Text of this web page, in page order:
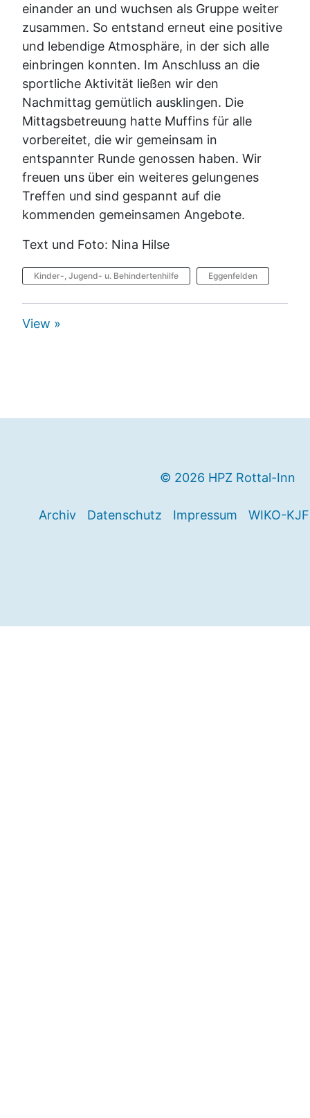
einander an und wuchsen als Gruppe weiter
zusammen. So entstand erneut eine positive
und lebendige Atmosphäre, in der sich alle
einbringen konnten. Im Anschluss an die
sportliche Aktivität ließen wir den
Nachmittag gemütlich ausklingen. Die
Mittagsbetreuung hatte Muffins für alle
vorbereitet, die wir gemeinsam in
entspannter Runde genossen haben. Wir
freuen uns über ein weiteres gelungenes
Treffen und sind gespannt auf die
kommenden gemeinsamen Angebote.
Text und Foto: Nina Hilse
Kinder-, Jugend- u. Behindertenhilfe Eggenfelden
View »
© 2026 HPZ Rottal-Inn
Archiv Datenschutz Impressum WIKO-KJF